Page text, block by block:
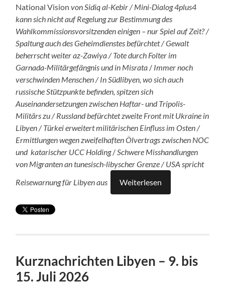
National Vision von Sidiq al-Kebir / Mini-Dialog 4plus4
kann sich nicht auf Regelung zur Bestimmung des
Wahlkommissionsvorsitzenden einigen – nur Spiel auf Zeit? /
Spaltung auch des Geheimdienstes befürchtet / Gewalt
beherrscht weiter az-Zawiya / Tote durch Folter im
Garnada-Militärgefängnisund in Misrata / Immer noch
verschwinden Menschen / In Südlibyen, wo sich auch
russische Stützpunkte befinden, spitzen sich
Auseinandersetzungen zwischen Haftar- und Tripolis-
Militärs zu / Russland befürchtet zweite Front mit Ukraine in
Libyen / Türkei erweitert militärischen Einfluss im Osten /
Ermittlungen wegen zweifelhaften Ölvertrags zwischen NOC
und katarischer UCC Holding/ Schwere Misshandlungen
von Migranten an tunesisch-libyscher Grenze / USA spricht
Reisewarnung für Libyen aus
Weiterlesen
Kurznachrichten Libyen – 9. bis
15. Juli 2026